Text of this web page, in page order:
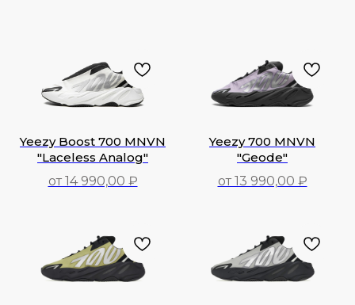
Yeezy Boost 700 MNVN
"Laceless Analog"
от 14 990,00 ₽
Yeezy 700 MNVN
"Geode"
от 13 990,00 ₽